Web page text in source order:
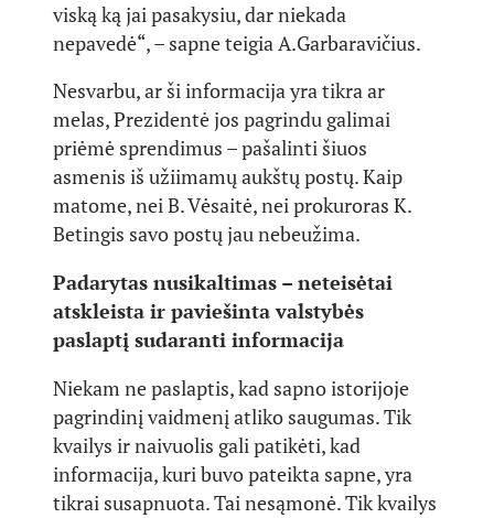
viską ką jai pasakysiu, dar niekada
nepavedė“, – sapne teigia A.Garbaravičius.
Nesvarbu, ar ši informacija yra tikra ar
melas, Prezidentė jos pagrindu galimai
priėmė sprendimus – pašalinti šiuos
asmenis iš užiimamų aukštų postų. Kaip
matome, nei B. Vėsaitė, nei prokuroras K.
Betingis savo postų jau nebeužima.
Padarytas nusikaltimas – neteisėtai
atskleista ir paviešinta valstybės
paslaptį sudaranti informacija
Niekam ne paslaptis, kad sapno istorijoje
pagrindinį vaidmenį atliko saugumas. Tik
kvailys ir naivuolis gali patikėti, kad
informacija, kuri buvo pateikta sapne, yra
tikrai susapnuota. Tai nesąmonė. Tik kvailys